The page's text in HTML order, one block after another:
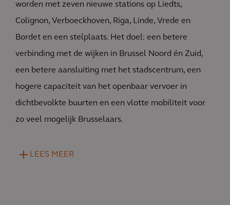
worden met zeven nieuwe stations op Liedts,
Colignon, Verboeckhoven, Riga, Linde, Vrede en
Bordet en een stelplaats. Het doel: een betere
verbinding met de wijken in Brussel Noord én Zuid,
een betere aansluiting met het stadscentrum, een
hogere capaciteit van het openbaar vervoer in
dichtbevolkte buurten en een vlotte mobiliteit voor
zo veel mogelijk Brusselaars.
LEES MEER